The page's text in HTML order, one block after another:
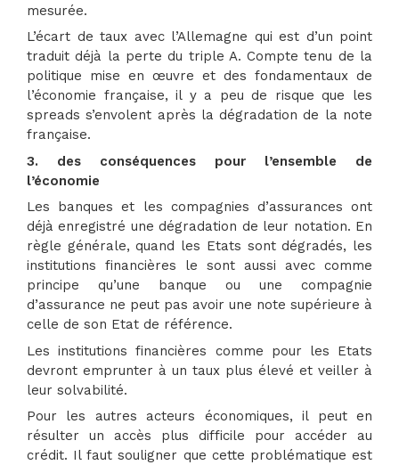
mesurée.
L’écart de taux avec l’Allemagne qui est d’un point
traduit déjà la perte du triple A. Compte tenu de la
politique mise en œuvre et des fondamentaux de
l’économie française, il y a peu de risque que les
spreads s’envolent après la dégradation de la note
française.
3. des conséquences pour l’ensemble de
l’économie
Les banques et les compagnies d’assurances ont
déjà enregistré une dégradation de leur notation. En
règle générale, quand les Etats sont dégradés, les
institutions financières le sont aussi avec comme
principe qu’une banque ou une compagnie
d’assurance ne peut pas avoir une note supérieure à
celle de son Etat de référence.
Les institutions financières comme pour les Etats
devront emprunter à un taux plus élevé et veiller à
leur solvabilité.
Pour les autres acteurs économiques, il peut en
résulter un accès plus difficile pour accéder au
crédit. Il faut souligner que cette problématique est